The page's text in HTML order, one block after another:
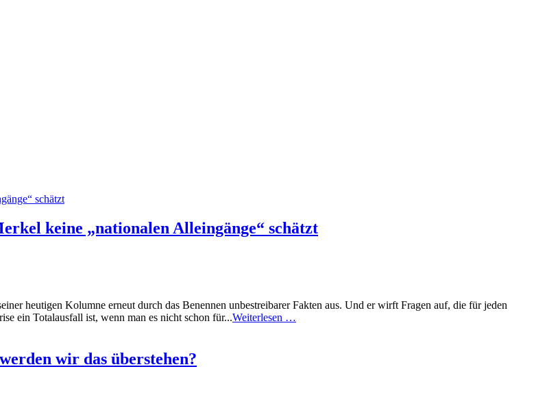
keine „nationalen Alleingänge“ schätzt
heutigen Kolumne erneut durch das Benennen unbestreibarer Fakten aus. Und er wirft Fragen auf, die für jeden
ein Totalausfall ist, wenn man es nicht schon für...Weiterlesen …
wir das überstehen?